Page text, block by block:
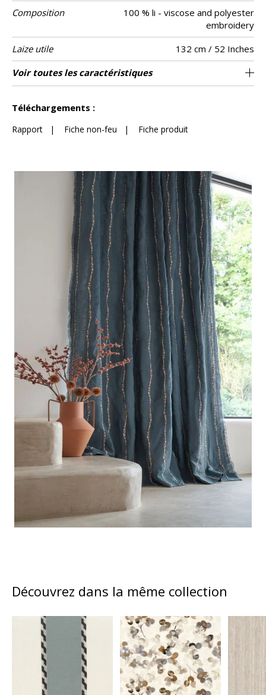
Composition
100 % li - viscose and polyester
embroidery
Laize utile
132 cm / 52 Inches
Raccord
Raccord droit
Sens De large
Poids g/m² 270
Performance
Accoustique
aw - 0.15
Usage
Entretien
Pays d'origine Inde
Rapport
Horizontal
33 cm / 13 Inches
Rapport
Vertical
33 cm / 13 Inches
Voir toutes les caractéristiques
Téléchargements :
Rapport | Fiche non-feu | Fiche produit
Découvrez dans la même collection